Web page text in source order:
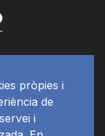
pròpies i
de
i